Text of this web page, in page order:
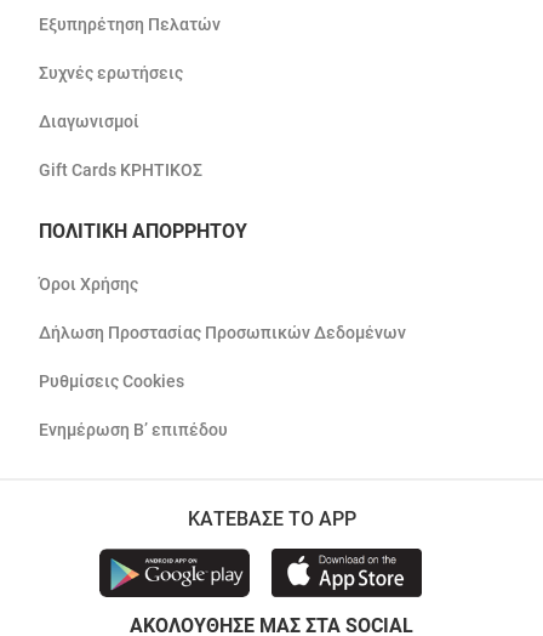
Εξυπηρέτηση Πελατών
Συχνές ερωτήσεις
Διαγωνισμοί
Gift Cards ΚΡΗΤΙΚΟΣ
ΠΟΛΙΤΙΚΗ ΑΠΟΡΡΗΤΟΥ
Όροι Χρήσης
Δήλωση Προστασίας Προσωπικών Δεδομένων
Ρυθμίσεις Cookies
Ενημέρωση Β’ επιπέδου
ΚΑΤΕΒΑΣΕ ΤΟ APP
ΑΚΟΛΟΥΘΗΣΕ ΜΑΣ ΣΤΑ SOCIAL